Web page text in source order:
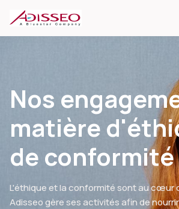
Nos
matière
de conformité
L'éthique et la conformité sont au cœur
Adisseo gère ses activités afin de